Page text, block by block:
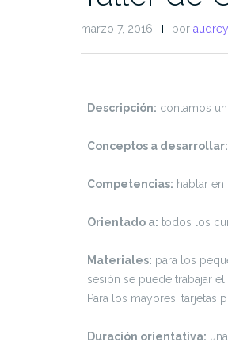
marzo 7, 2016 por audrey
Descripción: contamos
Conceptos a desarrollar:
Competencias: hablar
Orientado a: todos los
Materiales: para los
sesión se puede trabajar
Para los mayores, tarjetas
Duración orientativa: